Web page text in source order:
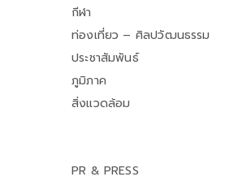
กีฬา
ท่องเที่ยว – ศิลปวัฒนธรรม
ประชาสัมพันธ์
ภูมิภาค
สิ่งแวดล้อม
PR & PRESS